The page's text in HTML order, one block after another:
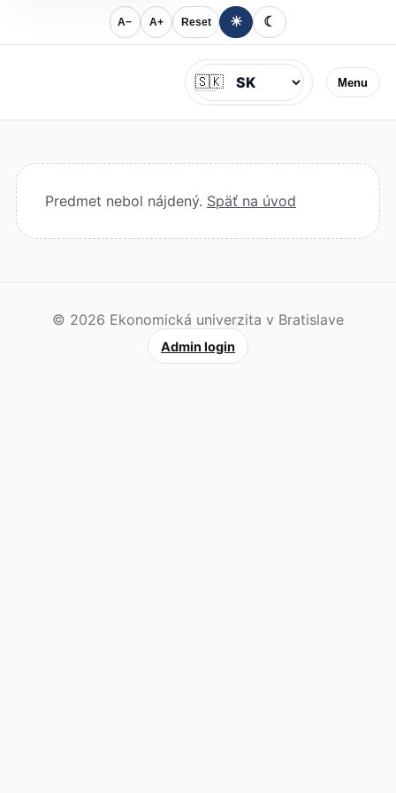
A− A+ Reset ☀ ☾
Menu
Jazyk
🇸🇰
Predmet nebol nájdený. Späť na úvod
© 2026 Ekonomická univerzita v Bratislave
Admin login